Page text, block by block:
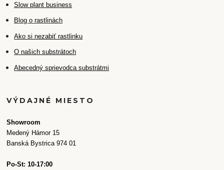
Slow plant business
Blog o rastlinách
Ako si nezabiť rastlinku
O našich substrátoch
Abecedný sprievodca substrátmi
VÝDAJNÉ MIESTO
Showroom
Medený Hámor 15
Banská Bystrica 974 01
Po-St: 10-17:00